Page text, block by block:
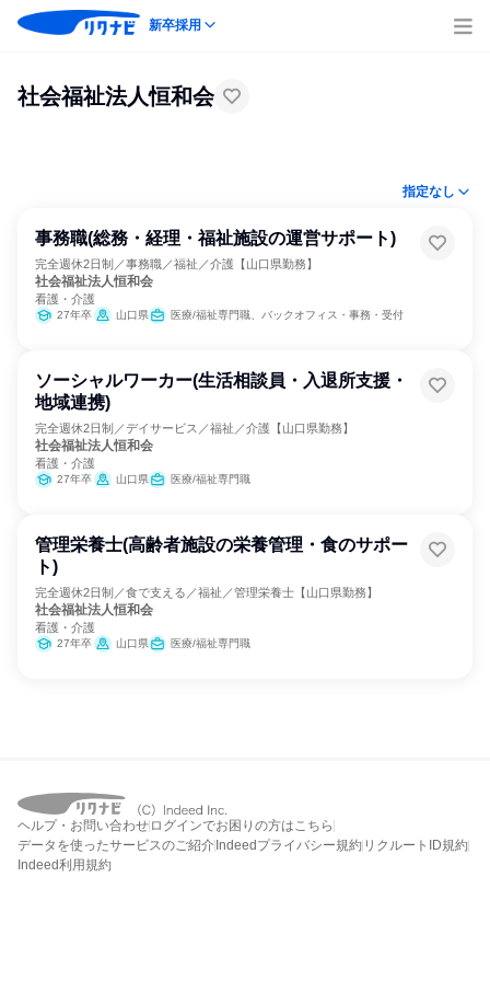
新卒採用
社会福祉法人恒和会
指定なし
事務職(総務・経理・福祉施設の運営サポート)
完全週休2日制／事務職／福祉／介護【山口県勤務】
社会福祉法人恒和会
看護・介護
27年卒 山口県 医療/福祉専門職、バックオフィス・事務・受付
ソーシャルワーカー(生活相談員・入退所支援・
地域連携)
完全週休2日制／デイサービス／福祉／介護【山口県勤務】
社会福祉法人恒和会
看護・介護
27年卒 山口県 医療/福祉専門職
管理栄養士(高齢者施設の栄養管理・食のサポー
ト)
完全週休2日制／食で支える／福祉／管理栄養士【山口県勤務】
社会福祉法人恒和会
看護・介護
27年卒 山口県 医療/福祉専門職
ヘルプ・お問い合わせ ログインでお困りの方はこちら
データを使ったサービスのご紹介 Indeedプライバシー規約 リクルートID規約
Indeed利用規約